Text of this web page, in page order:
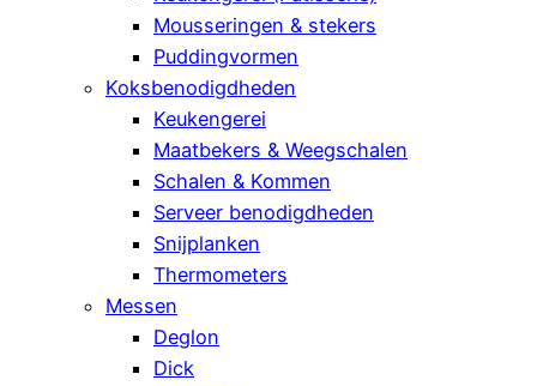
Mousseringen & stekers
Puddingvormen
Koksbenodigdheden
Keukengerei
Maatbekers & Weegschalen
Schalen & Kommen
Serveer benodigdheden
Snijplanken
Thermometers
Messen
Deglon
Dick